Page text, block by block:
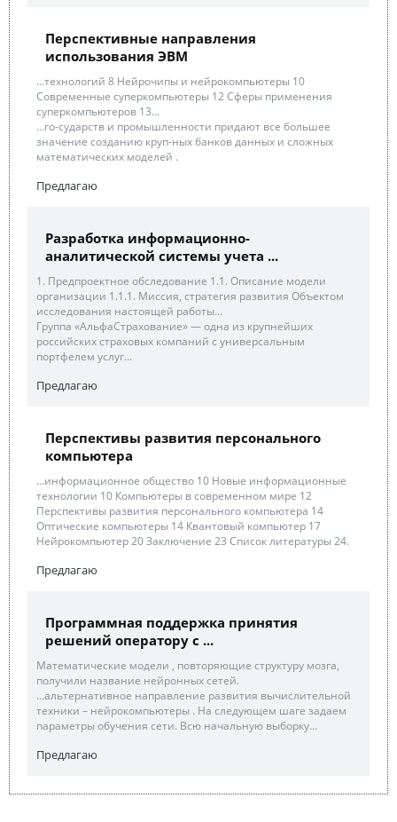
Перспективные направления
использования ЭВМ
...технологий 8 Нейрочипы и нейрокомпьютеры 10
Современные суперкомпьютеры 12 Сферы применения
суперкомпьютеров 13...
...го-сударств и промышленности придают все большее
значение созданию круп-ных банков данных и сложных
математических моделей .
Предлагаю
Разработка информационно-
аналитической системы учета ...
1. Предпроектное обследование 1.1. Описание модели
организации 1.1.1. Миссия, стратегия развития Объектом
исследования настоящей работы...
Группа «АльфаСтрахование» — одна из крупнейших
российских страховых компаний с универсальным
портфелем услуг...
Предлагаю
Перспективы развития персонального
компьютера
...информационное общество 10 Новые информационные
технологии 10 Компьютеры в современном мире 12
Перспективы развития персонального компьютера 14
Оптические компьютеры 14 Квантовый компьютер 17
Нейрокомпьютер 20 Заключение 23 Список литературы 24.
Предлагаю
Программная поддержка принятия
решений оператору с ...
Математические модели , повторяющие структуру мозга,
получили название нейронных сетей.
...альтернативное направление развития вычислительной
техники – нейрокомпьютеры . На следующем шаге задаем
параметры обучения сети. Всю начальную выборку...
Предлагаю